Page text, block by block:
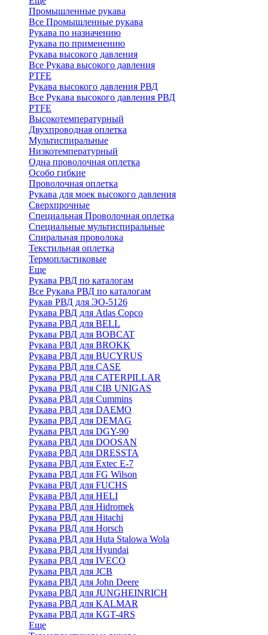
Промышленные рукава
Все Промышленные рукава
Рукава по назначению
Рукава по применению
Рукава высокого давления
Все Рукава высокого давления
PTFE
Рукава высокого давления РВД
Все Рукава высокого давления РВД
PTFE
Высокотемпературный
Двухпроводная оплетка
Мультиспиральные
Низкотемпературный
Одна проволочная оплетка
Особо гибкие
Проволочная оплетка
Рукава для моек высокого давления
Сверхпрочные
Специальная Проволочная оплетка
Специальные мультиспиральные
Спиральная проволока
Текстильная оплетка
Термопластиковые
Еще
Рукава РВД по каталогам
Все Рукава РВД по каталогам
Рукав РВД для ЭО-5126
Рукава РВД для Atlas Copco
Рукава РВД для BELL
Рукава РВД для BOBCAT
Рукава РВД для BROKK
Рукава РВД для BUCYRUS
Рукава РВД для CASE
Рукава РВД для CATERPILLAR
Рукава РВД для CIB UNIGAS
Рукава РВД для Cummins
Рукава РВД для DAEMO
Рукава РВД для DEMAG
Рукава РВД для DGY-90
Рукава РВД для DOOSAN
Рукава РВД для DRESSTA
Рукава РВД для Extec E-7
Рукава РВД для FG Wilson
Рукава РВД для FUCHS
Рукава РВД для HELI
Рукава РВД для Hidromek
Рукава РВД для Hitachi
Рукава РВД для Horsch
Рукава РВД для Huta Stalowa Wola
Рукава РВД для Hyundai
Рукава РВД для IVECO
Рукава РВД для JCB
Рукава РВД для John Deere
Рукава РВД для JUNGHEINRICH
Рукава РВД для KALMAR
Рукава РВД для KGT-4RS
Еще